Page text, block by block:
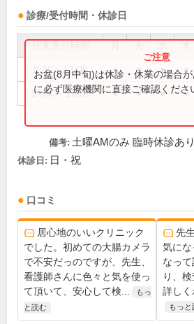
診療/受付時間・休診日
8:30～13:00 ● ● ● ●
14:00～18:00 ● ● ● ●
お盆(8月中旬)は休診・休業の場合
に必ず医療機関に直接ご確認くださ
備考: 土曜AMのみ 臨時休診あり
休診日: 日・祝
口コミ
居心地のいいクリニック
でした。初めての大腸カメラ
で不安だっのですが、先生、
看護師さんに色々と気を使っ
て頂いて、安心して検...
もっ
と読む
先
気にな
なっ
り、
詳しく
もっと